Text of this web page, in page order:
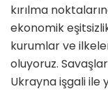
kırılma
ekonomik
kurumlar ve
oluyoruz.
Ukrayna işgali ile